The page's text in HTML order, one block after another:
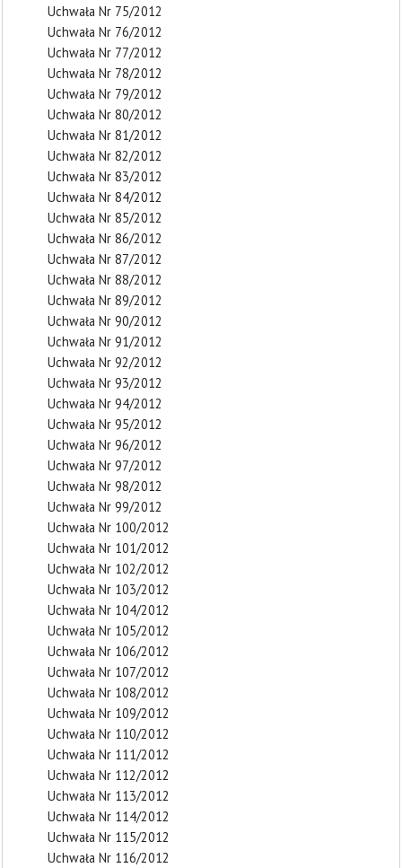
Uchwała Nr 75/2012
Uchwała Nr 76/2012
Uchwała Nr 77/2012
Uchwała Nr 78/2012
Uchwała Nr 79/2012
Uchwała Nr 80/2012
Uchwała Nr 81/2012
Uchwała Nr 82/2012
Uchwała Nr 83/2012
Uchwała Nr 84/2012
Uchwała Nr 85/2012
Uchwała Nr 86/2012
Uchwała Nr 87/2012
Uchwała Nr 88/2012
Uchwała Nr 89/2012
Uchwała Nr 90/2012
Uchwała Nr 91/2012
Uchwała Nr 92/2012
Uchwała Nr 93/2012
Uchwała Nr 94/2012
Uchwała Nr 95/2012
Uchwała Nr 96/2012
Uchwała Nr 97/2012
Uchwała Nr 98/2012
Uchwała Nr 99/2012
Uchwała Nr 100/2012
Uchwała Nr 101/2012
Uchwała Nr 102/2012
Uchwała Nr 103/2012
Uchwała Nr 104/2012
Uchwała Nr 105/2012
Uchwała Nr 106/2012
Uchwała Nr 107/2012
Uchwała Nr 108/2012
Uchwała Nr 109/2012
Uchwała Nr 110/2012
Uchwała Nr 111/2012
Uchwała Nr 112/2012
Uchwała Nr 113/2012
Uchwała Nr 114/2012
Uchwała Nr 115/2012
Uchwała Nr 116/2012